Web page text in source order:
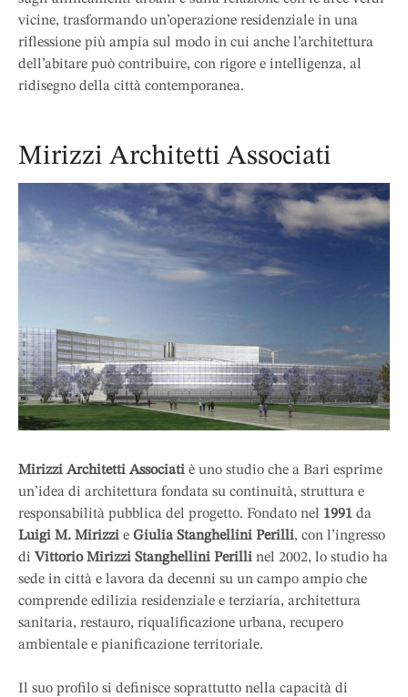
vicine, trasformando un’operazione residenziale in una
riflessione più ampia sul modo in cui anche l’architettura
dell’abitare può contribuire, con rigore e intelligenza, al
ridisegno della città contemporanea.
Mirizzi Architetti Associati
Mirizzi Architetti Associati è uno studio che a Bari esprime
un’idea di architettura fondata su continuità, struttura e
responsabilità pubblica del progetto. Fondato nel 1991 da
Luigi M. Mirizzi e Giulia Stanghellini Perilli, con l’ingresso
diVittorio Mirizzi Stanghellini Perilli nel 2002, lo studio ha
sede in città e lavora da decenni su un campo ampio che
comprende edilizia residenziale e terziaria, architettura
sanitaria, restauro, riqualificazione urbana, recupero
ambientale e pianificazione territoriale.
Il suo profilo si definisce soprattutto nella capacità di